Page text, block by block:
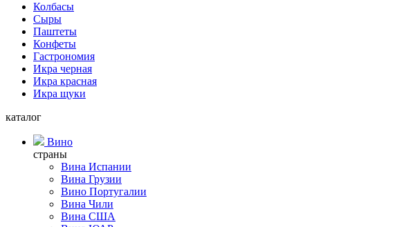
Колбасы
Сыры
Паштеты
Конфеты
Гастрономия
Икра черная
Икра красная
Икра щуки
каталог
Вино
страны
Вина Испании
Вина Грузии
Вино Португалии
Вина Чили
Вина США